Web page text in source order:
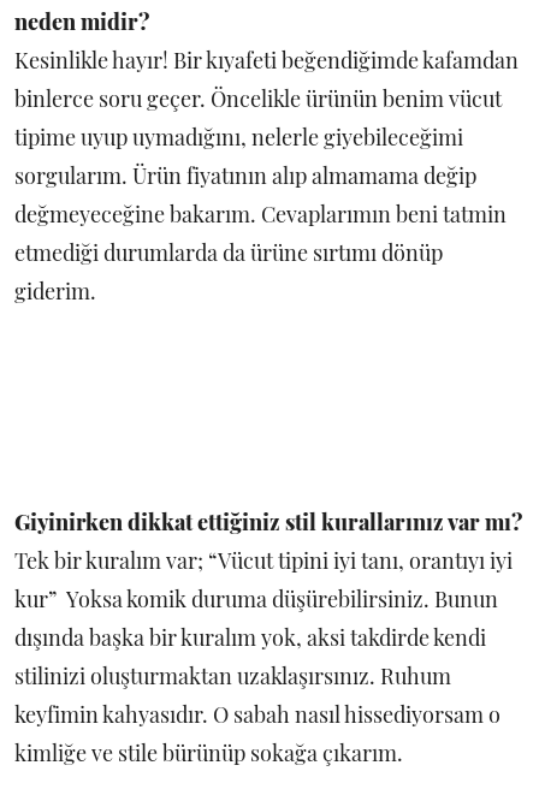
neden midir?
Kesinlikle hayır! Bir kıyafeti beğendiğimde kafamdan
binlerce soru geçer. Öncelikle ürünün benim vücut
tipime uyup uymadığını, nelerle giyebileceğimi
sorgularım. Ürün fiyatının alıp almamama değip
değmeyeceğine bakarım. Cevaplarımın beni tatmin
etmediği durumlarda da ürüne sırtımı dönüp
giderim.
Giyinirken dikkat ettiğiniz stil kurallarınız var mı?
Tek bir kuralım var; “Vücut tipini iyi tanı, orantıyı iyi
kur” Yoksa komik duruma düşürebilirsiniz. Bunun
dışında başka bir kuralım yok, aksi takdirde kendi
stilinizi oluşturmaktan uzaklaşırsınız. Ruhum
keyfimin kahyasıdır. O sabah nasıl hissediyorsam o
kimliğe ve stile bürünüp sokağa çıkarım.